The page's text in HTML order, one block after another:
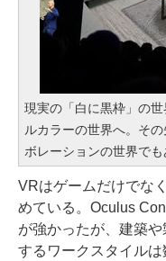
現実の「白に黒枠」の
ルカラーの世界へ。そ
ボレーションの世界でも
VRはゲームだけでな
めている。Oculus
が強かったが、建築
するワークスタイルは